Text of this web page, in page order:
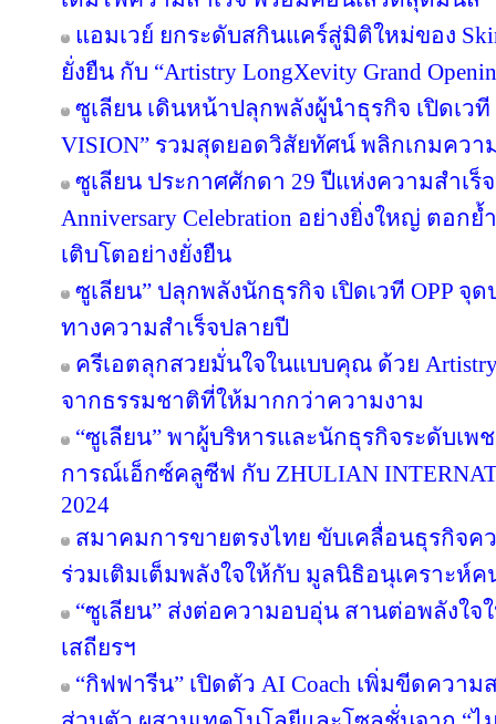
แอมเวย์ ยกระดับสกินแคร์สู่มิติใหม่ของ
ยั่งยืน กับ “Artistry LongXevity Grand
ซูเลียน เดินหน้าปลุกพลังผู้นำธุรกิจ เปิดเวที
VISION” รวมสุดยอดวิสัยทัศน์ พลิกเกมคว
ซูเลียน ประกาศศักดา 29 ปีแห่งความสำเร็
Anniversary Celebration อย่างยิ่งใหญ่ ตอก
เติบโตอย่างยั่งยืน
ซูเลียน” ปลุกพลังนักธุรกิจ เปิดเวที OPP จุ
ทางความสำเร็จปลายปี
ครีเอตลุกสวยมั่นใจในแบบคุณ ด้วย
จากธรรมชาติที่ให้มากกว่าความงาม
“ซูเลียน” พาผู้บริหารและนักธุรกิจระดับเ
การณ์เอ็กซ์คลูซีฟ กับ ZHULIAN
2024
สมาคมการขายตรงไทย ขับเคลื่อนธุรกิจ
ร่วมเติมเต็มพลังใจให้กับ มูลนิธิอนุเคราะห์ค
“ซูเลียน” ส่งต่อความอบอุ่น สานต่อพลังใจใ
เสถียรฯ
“กิฟฟารีน” เปิดตัว AI Coach เพิ่มขีดควา